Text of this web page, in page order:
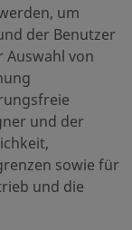
Spezialreinigung und
1/4 Zoll
Swagelok®
1/4 Zoll
Swagelok®
um
der Benutzer
Auswahl von
und der
sowie für
und die